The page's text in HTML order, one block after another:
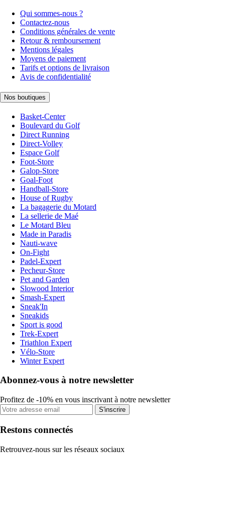
Qui sommes-nous ?
Contactez-nous
Conditions générales de vente
Retour & remboursement
Mentions légales
Moyens de paiement
Tarifs et options de livraison
Avis de confidentialité
Nos boutiques
Basket-Center
Boulevard du Golf
Direct Running
Direct-Volley
Espace Golf
Foot-Store
Galop-Store
Goal-Foot
Handball-Store
House of Rugby
La bagagerie du Motard
La sellerie de Maé
Le Motard Bleu
Made in Paradis
Nauti-wave
On-Fight
Padel-Expert
Pecheur-Store
Pet and Garden
Slowood Interior
Smash-Expert
Sneak'In
Sneakids
Sport is good
Trek-Expert
Triathlon Expert
Vélo-Store
Winter Expert
Abonnez-vous à notre newsletter
Profitez de -10% en vous inscrivant à notre newsletter
S'inscrire
Restons connectés
Retrouvez-nous sur les réseaux sociaux